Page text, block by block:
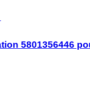
5801356446